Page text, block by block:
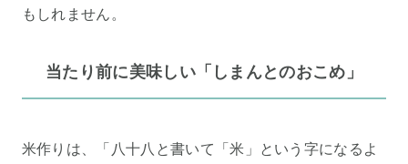
もしれません。
当たり前に美味しい「しまんとのおこめ」
米作りは、「八十八と書いて「米」という字になるよ